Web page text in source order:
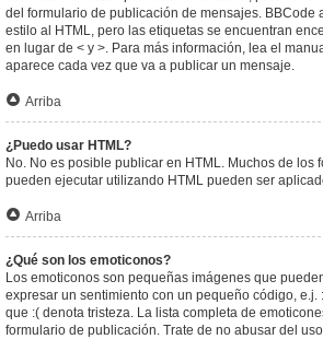
del formulario de publicación de mensajes. BBCode
estilo al HTML, pero las etiquetas se encuentran
en lugar de < y >. Para más información, lea el
aparece cada vez que va a publicar un mensaje.
Arriba
¿Puedo usar HTML?
No. No es posible publicar en HTML. Muchos de los
pueden ejecutar utilizando HTML pueden ser
Arriba
¿Qué son los emoticonos?
Los emoticonos son pequeñas imágenes que
expresar un sentimiento con un pequeño código, e.j.
que :( denota tristeza. La lista completa de
formulario de publicación. Trate de no abusar del